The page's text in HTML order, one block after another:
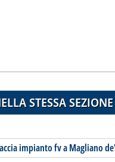
STESSA SEZIONE
impianto fv a Magliano